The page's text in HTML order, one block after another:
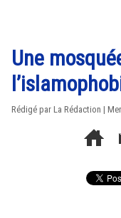
Une
Rédigé par La Rédaction |